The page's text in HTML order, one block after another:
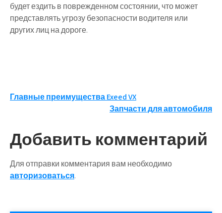
будет ездить в поврежденном состоянии, что может
представлять угрозу безопасности водителя или
других лиц на дороге.
Навигация
записям
Главные преимущества Exeed VX
Запчасти для автомобиля
Добавить комментарий
Для отправки комментария вам необходимо
авторизоваться.